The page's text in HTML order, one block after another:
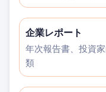
企業レポート
年次報告書、投資
類